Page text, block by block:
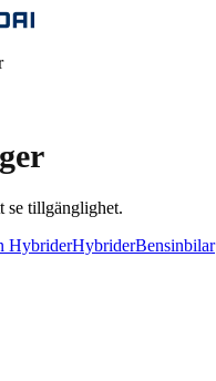
se tillgänglighet.
HybriderHybriderBensinbilar